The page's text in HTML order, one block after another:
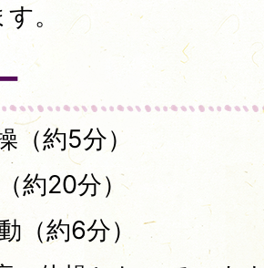
。
（約5分）
約20分）
（約6分）